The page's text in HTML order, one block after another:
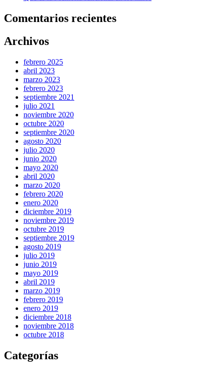
Comentarios recientes
Archivos
febrero 2025
abril 2023
marzo 2023
febrero 2023
septiembre 2021
julio 2021
noviembre 2020
octubre 2020
septiembre 2020
agosto 2020
julio 2020
junio 2020
mayo 2020
abril 2020
marzo 2020
febrero 2020
enero 2020
diciembre 2019
noviembre 2019
octubre 2019
septiembre 2019
agosto 2019
julio 2019
junio 2019
mayo 2019
abril 2019
marzo 2019
febrero 2019
enero 2019
diciembre 2018
noviembre 2018
octubre 2018
Categorías